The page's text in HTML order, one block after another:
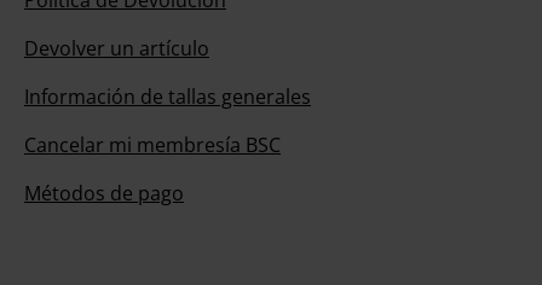
Devolver un artículo
Información de tallas generales
Cancelar mi membresía BSC
Métodos de pago